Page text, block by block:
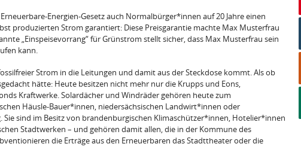
Energien-Gesetz auch Normalbürger*innen auf 20 Jahre einen
produzierten Strom garantiert: Diese Preisgarantie machte Max Musterfrau
„Einspeisevorrang“ für Grünstrom stellt sicher, dass Max Musterfrau sein
kann.
Strom in die Leitungen und damit aus der Steckdose kommt. Als ob
hätte: Heute besitzen nicht mehr nur die Krupps und Eons,
Kraftwerke. Solardächer und Windräder gehören heute zum
Häusle-Bauer*innen, niedersächsischen Landwirt*innen oder
sind im Besitz von brandenburgischen Klimaschützer*innen, Hotelier*innen
Stadtwerken – und gehören damit allen, die in der Kommune des
die Erträge aus den Erneuerbaren das Stadttheater oder die